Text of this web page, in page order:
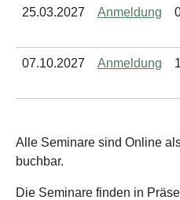
25.03.2027 Anmeldung
07.10.2027 Anmeldung
Alle Seminare sind Online
buchbar.
Die Seminare finden in